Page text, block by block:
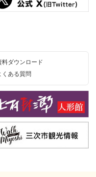
料ダウンロード
くある質問